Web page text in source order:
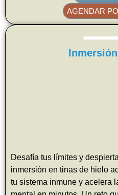
AGENDAR
Desafía tus límites y
inmersión en tinas de hielo
tu sistema inmune y acelera